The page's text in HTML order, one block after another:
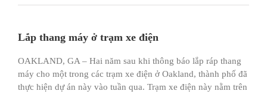
Lắp thang máy ở trạm xe điện
OAKLAND, GA – Hai năm sau khi thông báo lắp ráp thang
máy cho một trong các trạm xe điện ở Oakland, thành phố đã
thực hiện dự án này vào tuần qua. Trạm xe điện này nằm trên